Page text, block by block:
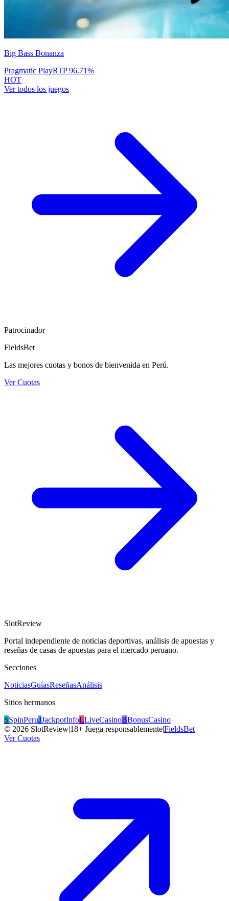
Big Bass Bonanza
Pragmatic PlayRTP96.71%
HOT
Ver todos los juegos
Patrocinador
FieldsBet
Las mejores cuotas y bonos de bienvenida en Perú.
Ver Cuotas
SlotReview
Portal independiente de noticias deportivas, análisis de apuestas y
reseñas de casas de apuestas para el mercado peruano.
Secciones
NoticiasGuíasReseñasAnálisis
Sitios hermanos
SSpinPeruJJackpotInfoLLiveCasinoBBonusCasino
© 2026 SlotReview|18+ Juega responsablemente|FieldsBet
Ver Cuotas